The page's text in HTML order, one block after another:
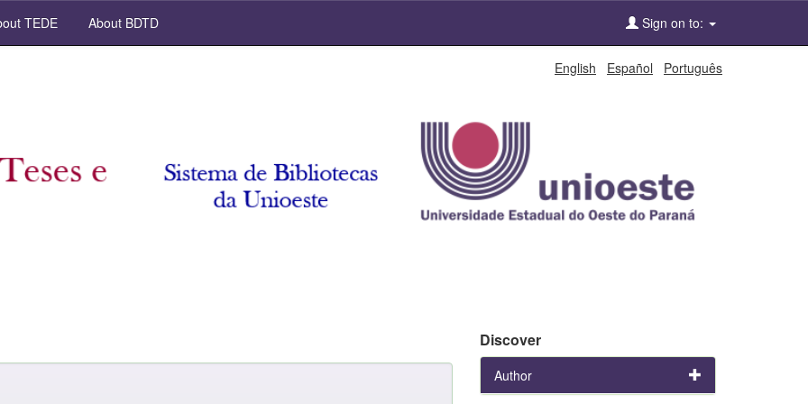
TEDE About BDTD Sign on to:
English Español Português
Discover
Author